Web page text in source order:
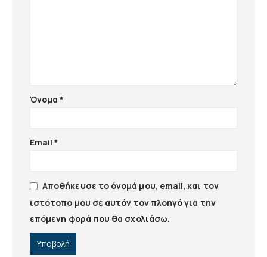
Όνομα*
Email*
Αποθήκευσε το όνομά μου, email, και τον
ιστότοπο μου σε αυτόν τον πλοηγό για την
επόμενη φορά που θα σχολιάσω.